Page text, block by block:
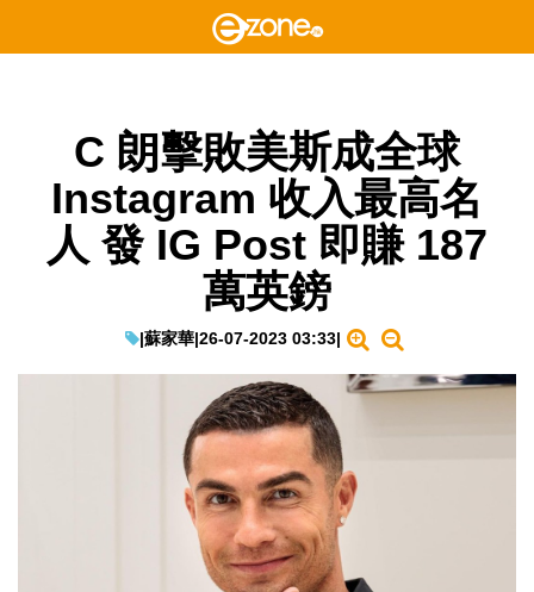
C 朗擊敗美斯成全球
Instagram 收入最高名
人 發 IG Post 即賺 187
萬英鎊
|蘇家華|26-07-2023 03:33|